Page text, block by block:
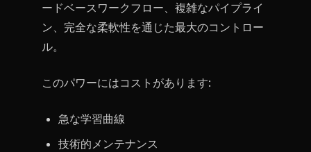
ードベースワークフロー、複雑なパイプライ
ン、完全な柔軟性を通じた最大のコントロー
ル。
このパワーにはコストがあります:
急な学習曲線
技術的メンテナンス